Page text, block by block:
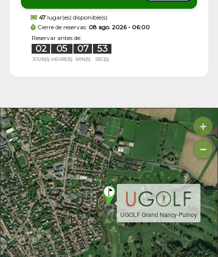
47 lugar(es) disponible(s)
Cierre de reservas: 08 ago. 2026 - 06:00
Reservar antes de:
02 05 07 52
JOUR(S) HEURE(S) MIN(S) SEC(S)
UGOLF Grand Nancy-Pulnoy
+
−